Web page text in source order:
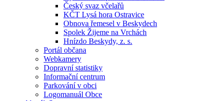
Český svaz včelařů
KČT Lysá hora Ostravice
Obnova řemesel v Beskydech
Spolek Žijeme na Vrchách
Hnízdo Beskydy, z. s.
Portál občana
Webkamery
Dopravní statistiky
Informační centrum
Parkování v obci
Logomanuál Obce